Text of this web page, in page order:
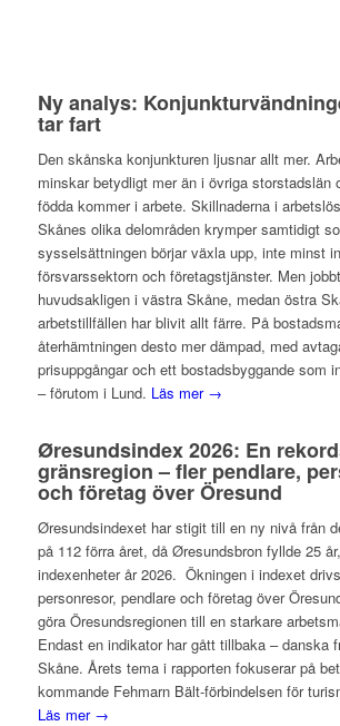
Ny analys:
tar fart
Den skånska konjunkturen ljusnar allt mer.
minskar betydligt mer än i övriga storstadslän
födda kommer i arbete. Skillnaderna i
Skånes olika delområden krymper samtidigt
sysselsättningen börjar växla upp, inte minst
försvarssektorn och företagstjänster. Men
huvudsakligen i västra Skåne, medan östra
arbetstillfällen har blivit allt färre. På
återhämtningen desto mer dämpad, med
prisuppgångar och ett bostadsbyggande som
– förutom i Lund. Läs mer →
Øresundsindex 2026: En
gränsregion – fler pendlare,
och företag över Öresund
Øresundsindexet har stigit till en ny nivå från
på 112 förra året, då Øresundsbron fyllde 25
indexenheter år 2026. Ökningen i indexet
personresor, pendlare och företag över
göra Öresundsregionen till en starkare
Endast en indikator har gått tillbaka – danska
Skåne. Årets tema i rapporten fokuserar på
kommande Fehmarn Bält-förbindelsen för
Läs mer →